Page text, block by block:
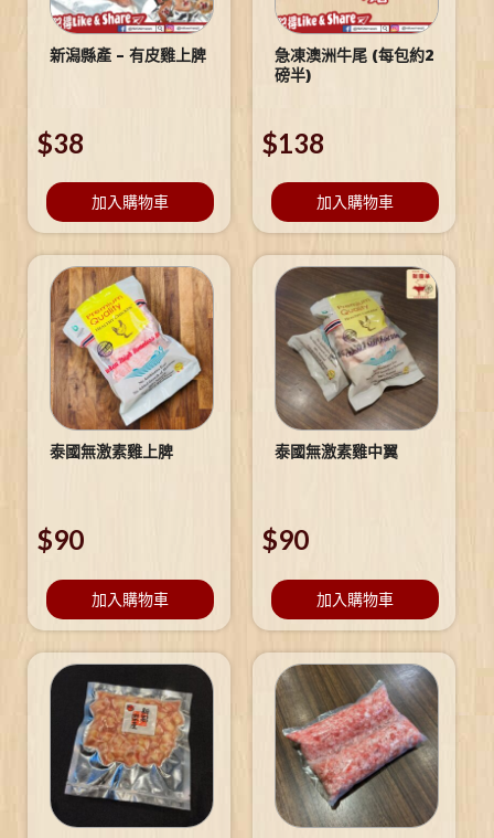
新潟縣產 – 有皮雞上脾
$38
加入購物車
急凍澳洲牛尾 (每包約2
磅半)
$138
加入購物車
泰國無激素雞上脾
$90
加入購物車
泰國無激素雞中翼
$90
加入購物車